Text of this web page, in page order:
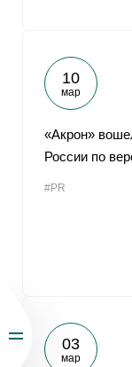
10
мар
«Акрон»
России по
#PR
03
мар